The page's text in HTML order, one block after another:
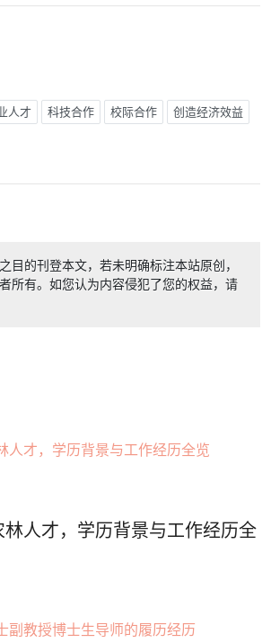
人才 科技合作 校际合作 创造经济效益
目的刊登本文，若未明确标注本站原创，
所有。如您认为内容侵犯了您的权益，请
林人才，学历背景与工作经历全